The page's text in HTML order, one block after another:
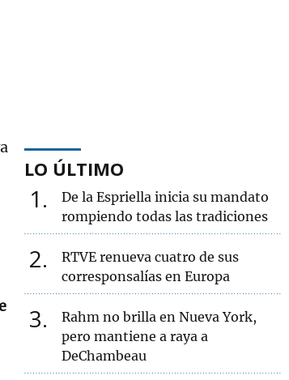
LO ÚLTIMO
1
De la Espriella inicia su mandato
rompiendo todas las tradiciones
2
RTVE renueva cuatro de sus
corresponsalías en Europa
3
Rahm no brilla en Nueva York,
pero mantiene a raya a
DeChambeau